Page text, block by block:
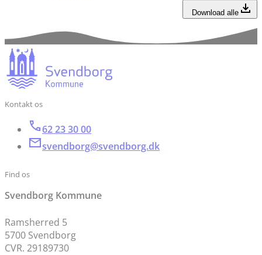
Download alle
Kontakt os
62 23 30 00
svendborg@svendborg.dk
Find os
Svendborg Kommune
Ramsherred 5
5700 Svendborg
CVR. 29189730